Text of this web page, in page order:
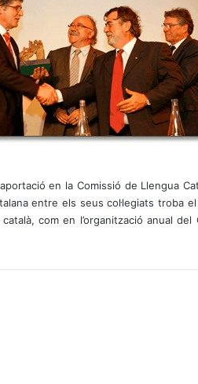
en la Comissió de Llengua
entre els seus col·legiats troba
com en l’organització anual